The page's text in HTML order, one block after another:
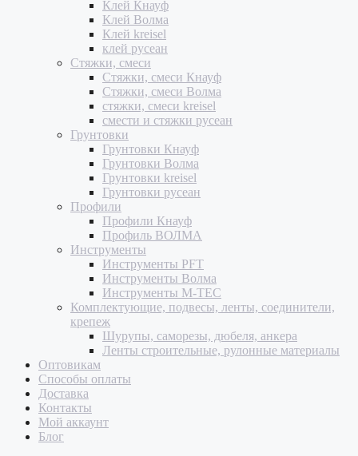
Клей Кнауф
Клей Волма
Клей kreisel
клей русеан
Стяжки, смеси
Стяжки, смеси Кнауф
Стяжки, смеси Волма
стяжки, смеси kreisel
смести и стяжки русеан
Грунтовки
Грунтовки Кнауф
Грунтовки Волма
Грунтовки kreisel
Грунтовки русеан
Профили
Профили Кнауф
Профиль ВОЛМА
Инструменты
Инструменты PFT
Инструменты Волма
Инструменты M-TEC
Комплектующие, подвесы, ленты, соединители,
крепеж
Шурупы, саморезы, дюбеля, анкера
Ленты строительные, рулонные материалы
Оптовикам
Способы оплаты
Доставка
Контакты
Мой аккаунт
Блог